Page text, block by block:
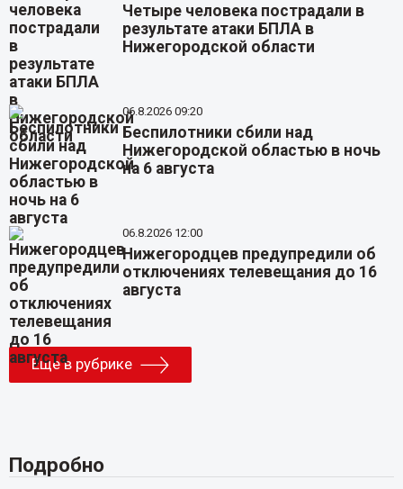
Четыре человека пострадали в
результате атаки БПЛА в
Нижегородской области
06.8.2026 09:20
Беспилотники сбили над
Нижегородской областью в ночь
на 6 августа
06.8.2026 12:00
Нижегородцев предупредили об
отключениях телевещания до 16
августа
Еще в рубрике
Подробно